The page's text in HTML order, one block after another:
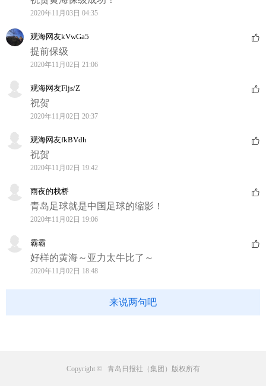
2020年11月03日 04:35
观海网友kVwGa5
提前保级
2020年11月02日 21:06
观海网友Fljs/Z
祝贺
2020年11月02日 20:37
观海网友fkBVdh
祝贺
2020年11月02日 19:42
雨夜的栈桥
青岛足球就是中国足球的缩影！
2020年11月02日 19:06
霸霸
好样的黄海～亚力太牛比了～
2020年11月02日 18:48
来说两句吧
Copyright © 青岛日报社（集团）版权所有